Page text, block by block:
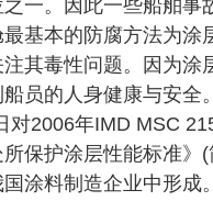
一。因此一些船舶事
基本的防腐方法为
其毒性问题。因为
员的人身健康与安全。
对2006年IMD MSC
保护涂层性能标准
涂料制造企业中形